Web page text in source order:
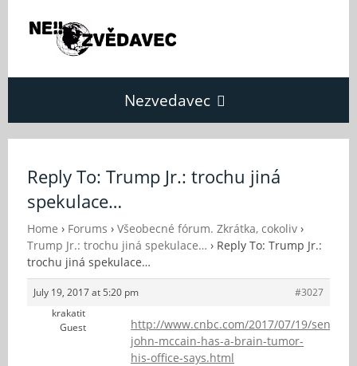
Nezvedavec
O Nezvědavci
Reply To: Trump Jr.: trochu jiná
spekulace…
Home › Forums › Všeobecné fórum. Zkrátka, cokoliv ›
Trump Jr.: trochu jiná spekulace… › Reply To: Trump Jr.:
trochu jiná spekulace…
July 19, 2017 at 5:20 pm
#3027
krakatit
Guest
http://www.cnbc.com/2017/07/19/senator-
john-mccain-has-a-brain-tumor-
his-office-says.html